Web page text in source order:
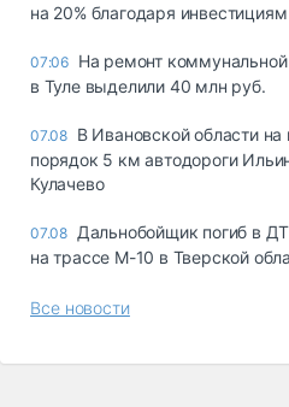
на 20% благодаря
07:06 На ремонт коммунальной
в Туле выделили 40 млн руб.
07.08 В Ивановской области
порядок 5 км автодороги
Кулачево
07.08 Дальнобойщик погиб в
на трассе М-10 в Тверской
Все новости